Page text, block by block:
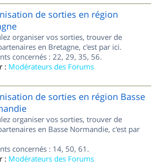
de sorties en région
organiser vos sorties, trouver de
en Bretagne, c'est par ici.
concernés : 22, 29, 35, 56.
: Modérateurs des Forums
de sorties en région Basse
organiser vos sorties, trouver de
en Basse Normandie, c'est par
concernés : 14, 50, 61.
: Modérateurs des Forums